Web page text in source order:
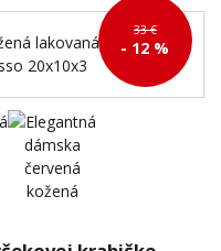
33 €
- 12 %